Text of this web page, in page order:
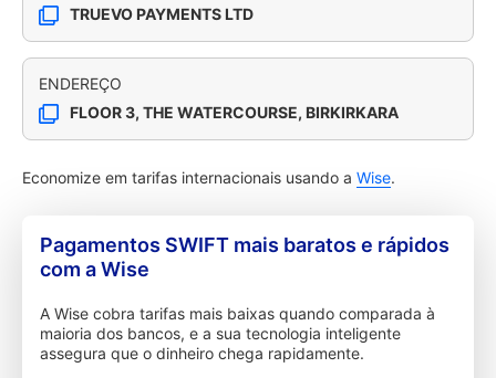
TRUEVO PAYMENTS LTD
ENDEREÇO
FLOOR 3, THE WATERCOURSE, BIRKIRKARA
Economize em tarifas internacionais usando a Wise.
Pagamentos SWIFT mais baratos e rápidos
com a Wise
A Wise cobra tarifas mais baixas quando comparada à
maioria dos bancos, e a sua tecnologia inteligente
assegura que o dinheiro chega rapidamente.